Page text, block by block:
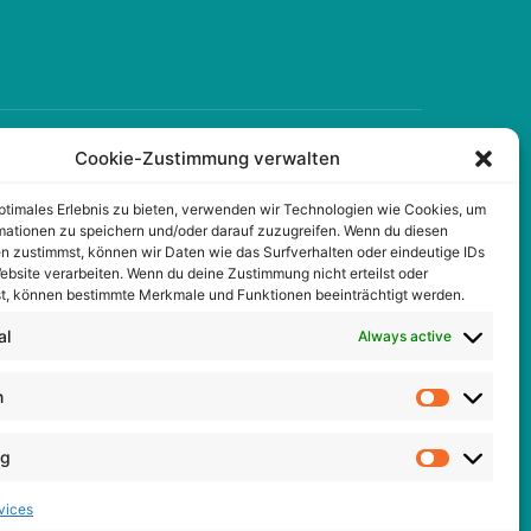
Cookie-Zustimmung verwalten
Erlebnis zu bieten, verwenden wir Technologien wie Cookies, um
zu speichern und/oder darauf zuzugreifen. Wenn du diesen
zustimmst, können wir Daten wie das Surfverhalten oder eindeutige IDs
verarbeiten. Wenn du deine Zustimmung nicht erteilst oder
können bestimmte Merkmale und Funktionen beeinträchtigt werden.
Always active
Facebook
X Twitter
Instagram